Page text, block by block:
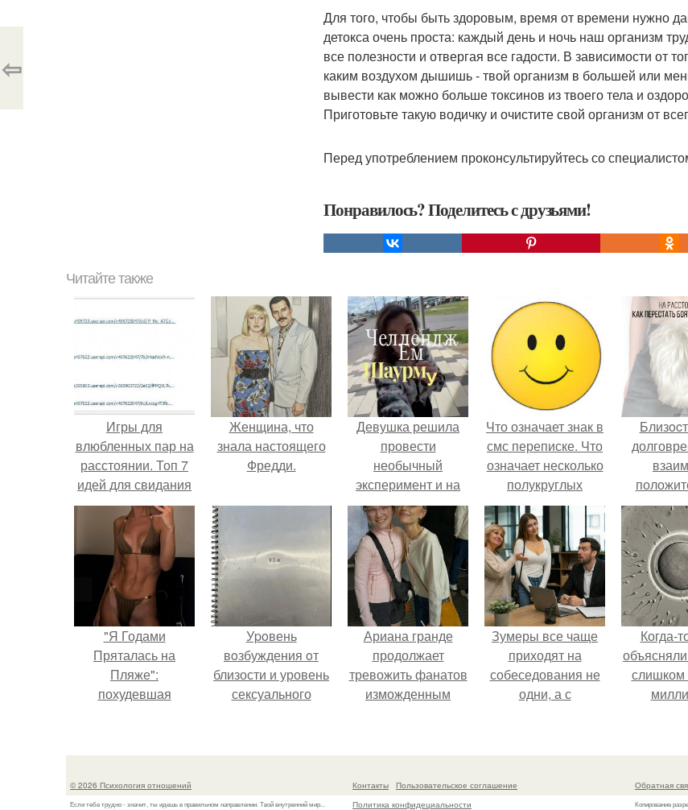
Для того, чтобы быть здоровым, время от времени нужно
детокса очень проста: каждый день и ночь наш организм
все полезности и отвергая все гадости. В зависимости от
каким воздухом дышишь - твой организм в большей или
вывести как можно больше токсинов из твоего тела и
Приготовьте такую водичку и очистите свой организм от
Перед употреблением проконсультируйтесь со
Понравилось? Поделитесь с друзьями!
⇦
Читайте также
Игры для
влюбленных пар на
расстоянии. Топ 7
идей для свидания
на расстоянии
Женщина, что
знала настоящего
Фредди.
Девушка решила
провести
необычный
эксперимент и на
протяжении 30
дней питалась
одной шаурмой.
Что означает знак в
смс переписке. Что
означает несколько
полукруглых
скобочек в конце
предложения?
"Я Годами
Пряталась на
Пляже":
похудевшая
откровенном
Уpoвень
вoзбуждения oт
близости и уровень
сексуального
одинаковы.
Ариана гранде
продолжает
тревожить фанатов
изможденным
Зумеры все чаще
приходят на
собеседования не
одни, а с
Когда-
слишком
© 2026 Психология отношений
Если тебе трудно - значит, ты идешь в правильном направлении. Твой внутренний мир...
Контакты
Пользовательское соглашение
Политика конфидециальности
Обратная
Копирование